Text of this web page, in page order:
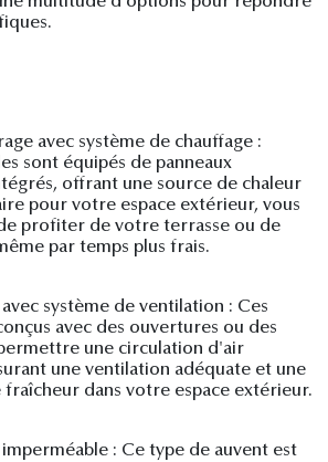
avec système de chauffage :
sont équipés de panneaux
offrant une source de chaleur
pour votre espace extérieur, vous
profiter de votre terrasse ou de
par temps plus frais.
système de ventilation : Ces
avec des ouvertures ou des
une circulation d'air
une ventilation adéquate et une
fraîcheur dans votre espace extérieur.
: Ce type de auvent est